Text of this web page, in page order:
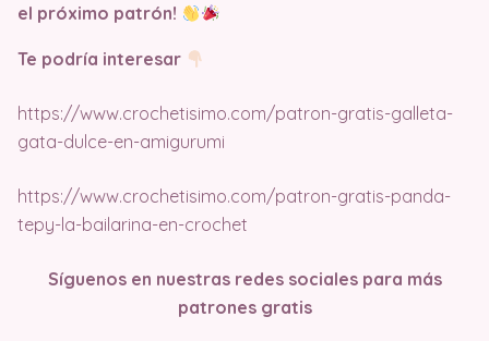
el próximo patrón!
Te podría interesar
https://www.crochetisimo.com/patron-gratis-galleta-
gata-dulce-en-amigurumi
https://www.crochetisimo.com/patron-gratis-panda-
tepy-la-bailarina-en-crochet
Síguenos en nuestras redes sociales para más
patrones gratis